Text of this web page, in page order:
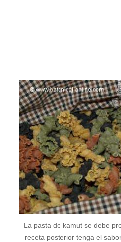
La pasta de kamut se debe
receta posterior tenga el